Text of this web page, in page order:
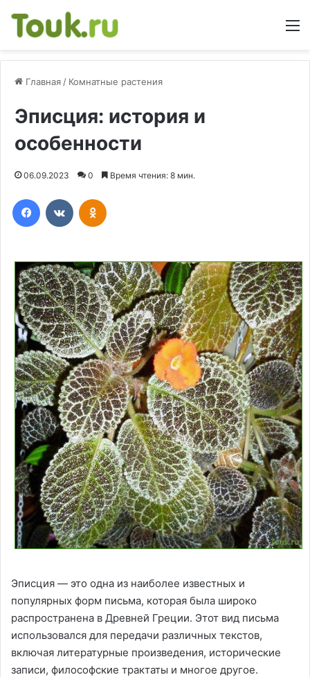
Главная / Комнатные растения
Эписция: история и
особенности
06.09.2023 0 Время чтения: 8 мин.
Эписция — это одна из наиболее известных и
популярных форм письма, которая была широко
распространена в Древней Греции. Этот вид письма
использовался для передачи различных текстов,
включая литературные произведения, исторические
записи, философские трактаты и многое другое.